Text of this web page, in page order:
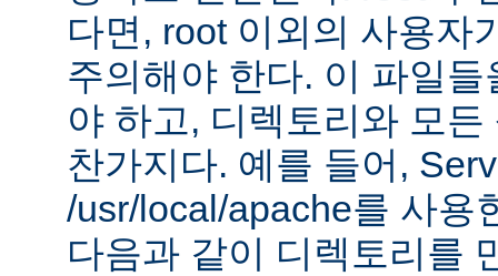
다면, root 이외의 사용자
주의해야 한다. 이 파일
야 하고, 디렉토리와 모
찬가지다. 예를 들어,
/usr/local/apache를 사용
다음과 같이 디렉토리를